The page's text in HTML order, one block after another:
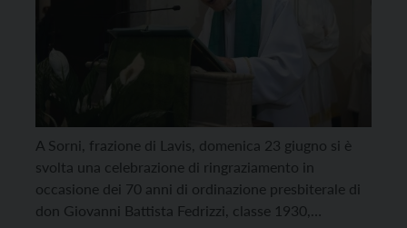
A Sorni, frazione di Lavis, domenica 23 giugno si è
svolta una celebrazione di ringraziamento in
occasione dei 70 anni di ordinazione presbiterale di
don Giovanni Battista Fedrizzi, classe 1930,